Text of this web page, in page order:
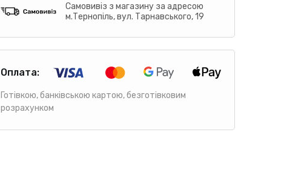
Самовивіз з магазину за адресою
м.Тернопіль, вул. Тарнавського, 19
Оплата:
Готівкою, банківською картою, безготівковим
розрахунком